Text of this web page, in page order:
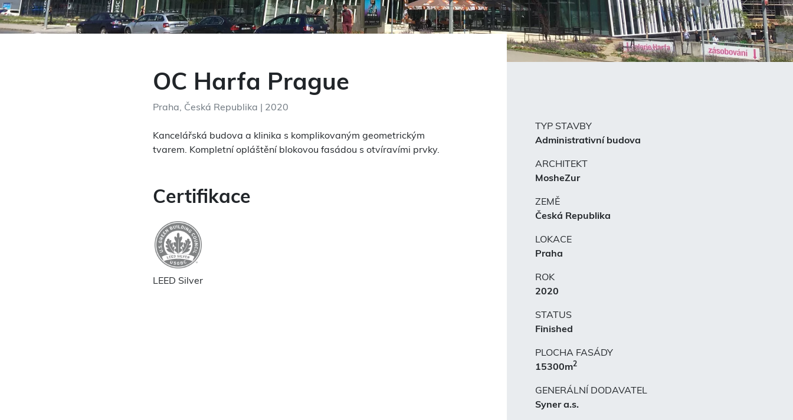
OC Harfa Prague
Praha, Česká Republika | 2020
Kancelářská budova a klinika s komplikovaným geometrickým
tvarem. Kompletní opláštění blokovou fasádou s otvíravími prvky.
Certifikace
LEED Silver
TYP STAVBY
Administrativní budova
ARCHITEKT
MosheZur
ZEMĚ
Česká Republika
LOKACE
Praha
ROK
2020
STATUS
Finished
PLOCHA FASÁDY
15300m2
GENERÁLNÍ DODAVATEL
Syner a.s.